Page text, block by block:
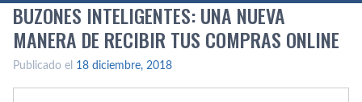
BUZONES INTELIGENTES: UNA NUEVA
MANERA DE RECIBIR TUS COMPRAS ONLINE
Publicado el 18 diciembre, 2018